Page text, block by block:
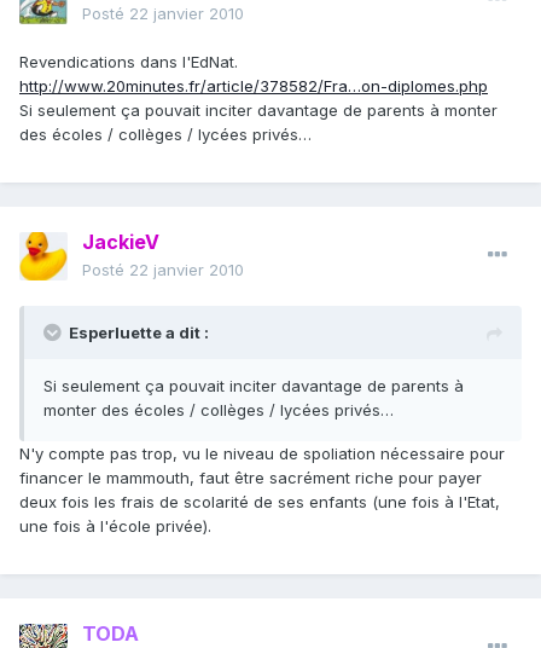
Posté 22 janvier 2010
Revendications dans l'EdNat.
http://www.20minutes.fr/article/378582/Fra…on-diplomes.php
Si seulement ça pouvait inciter davantage de parents à monter
des écoles / collèges / lycées privés…
JackieV
Posté 22 janvier 2010
Esperluette a dit :
Si seulement ça pouvait inciter davantage de parents à
monter des écoles / collèges / lycées privés…
N'y compte pas trop, vu le niveau de spoliation nécessaire pour
financer le mammouth, faut être sacrément riche pour payer
deux fois les frais de scolarité de ses enfants (une fois à l'Etat,
une fois à l'école privée).
TODA